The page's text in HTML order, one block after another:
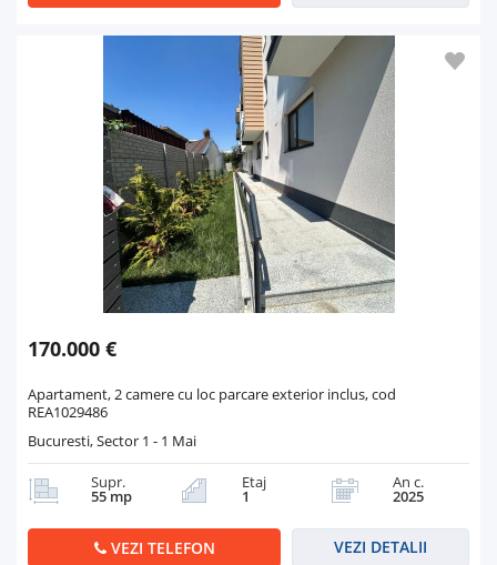
170.000 €
Apartament, 2 camere cu loc parcare exterior inclus, cod
REA1029486
Bucuresti, Sector 1 - 1 Mai
Supr.
55 mp
Etaj
1
An c.
2025
VEZI TELEFON VEZI DETALII